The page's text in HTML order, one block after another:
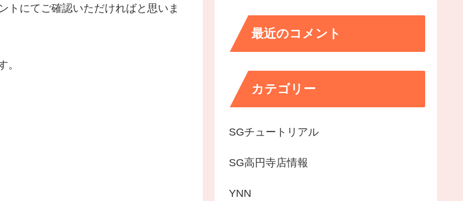
トにてご確認いただければと思いま
。
最近のコメント
カテゴリー
SGチュートリアル
SG高円寺店情報
YNN